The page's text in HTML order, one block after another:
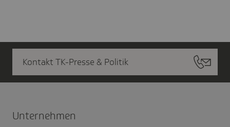
Kontakt TK-Presse & Politik
Unter­nehmen